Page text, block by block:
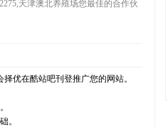
天津澳北养殖场您最佳的合作伙
优在酷站吧刊登推广您的网站。
。